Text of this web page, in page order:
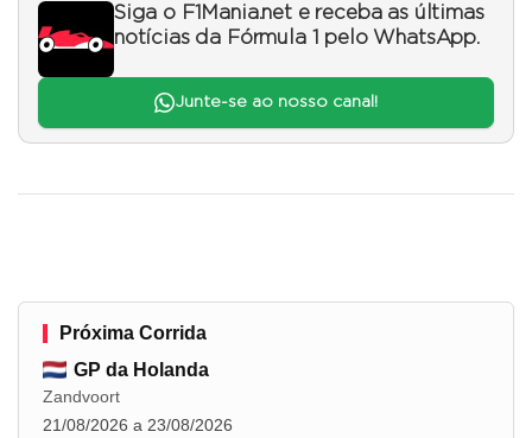
Siga o F1Mania.net e receba as últimas
notícias da Fórmula 1 pelo WhatsApp.
Junte-se ao nosso canal!
Próxima Corrida
GP da Holanda
Zandvoort
21/08/2026 a 23/08/2026